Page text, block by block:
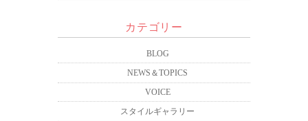
カテゴリー
BLOG
NEWS＆TOPICS
VOICE
スタイルギャラリー